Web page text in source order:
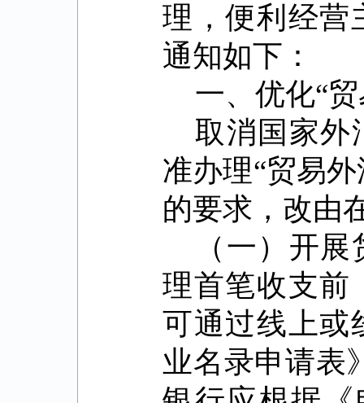
理，便利经营
通知如下：
一、优化“
取消国家外
准办理“贸易
的要求，改由
（一）开
理首笔收支前
可通过线上或
业名录申请表